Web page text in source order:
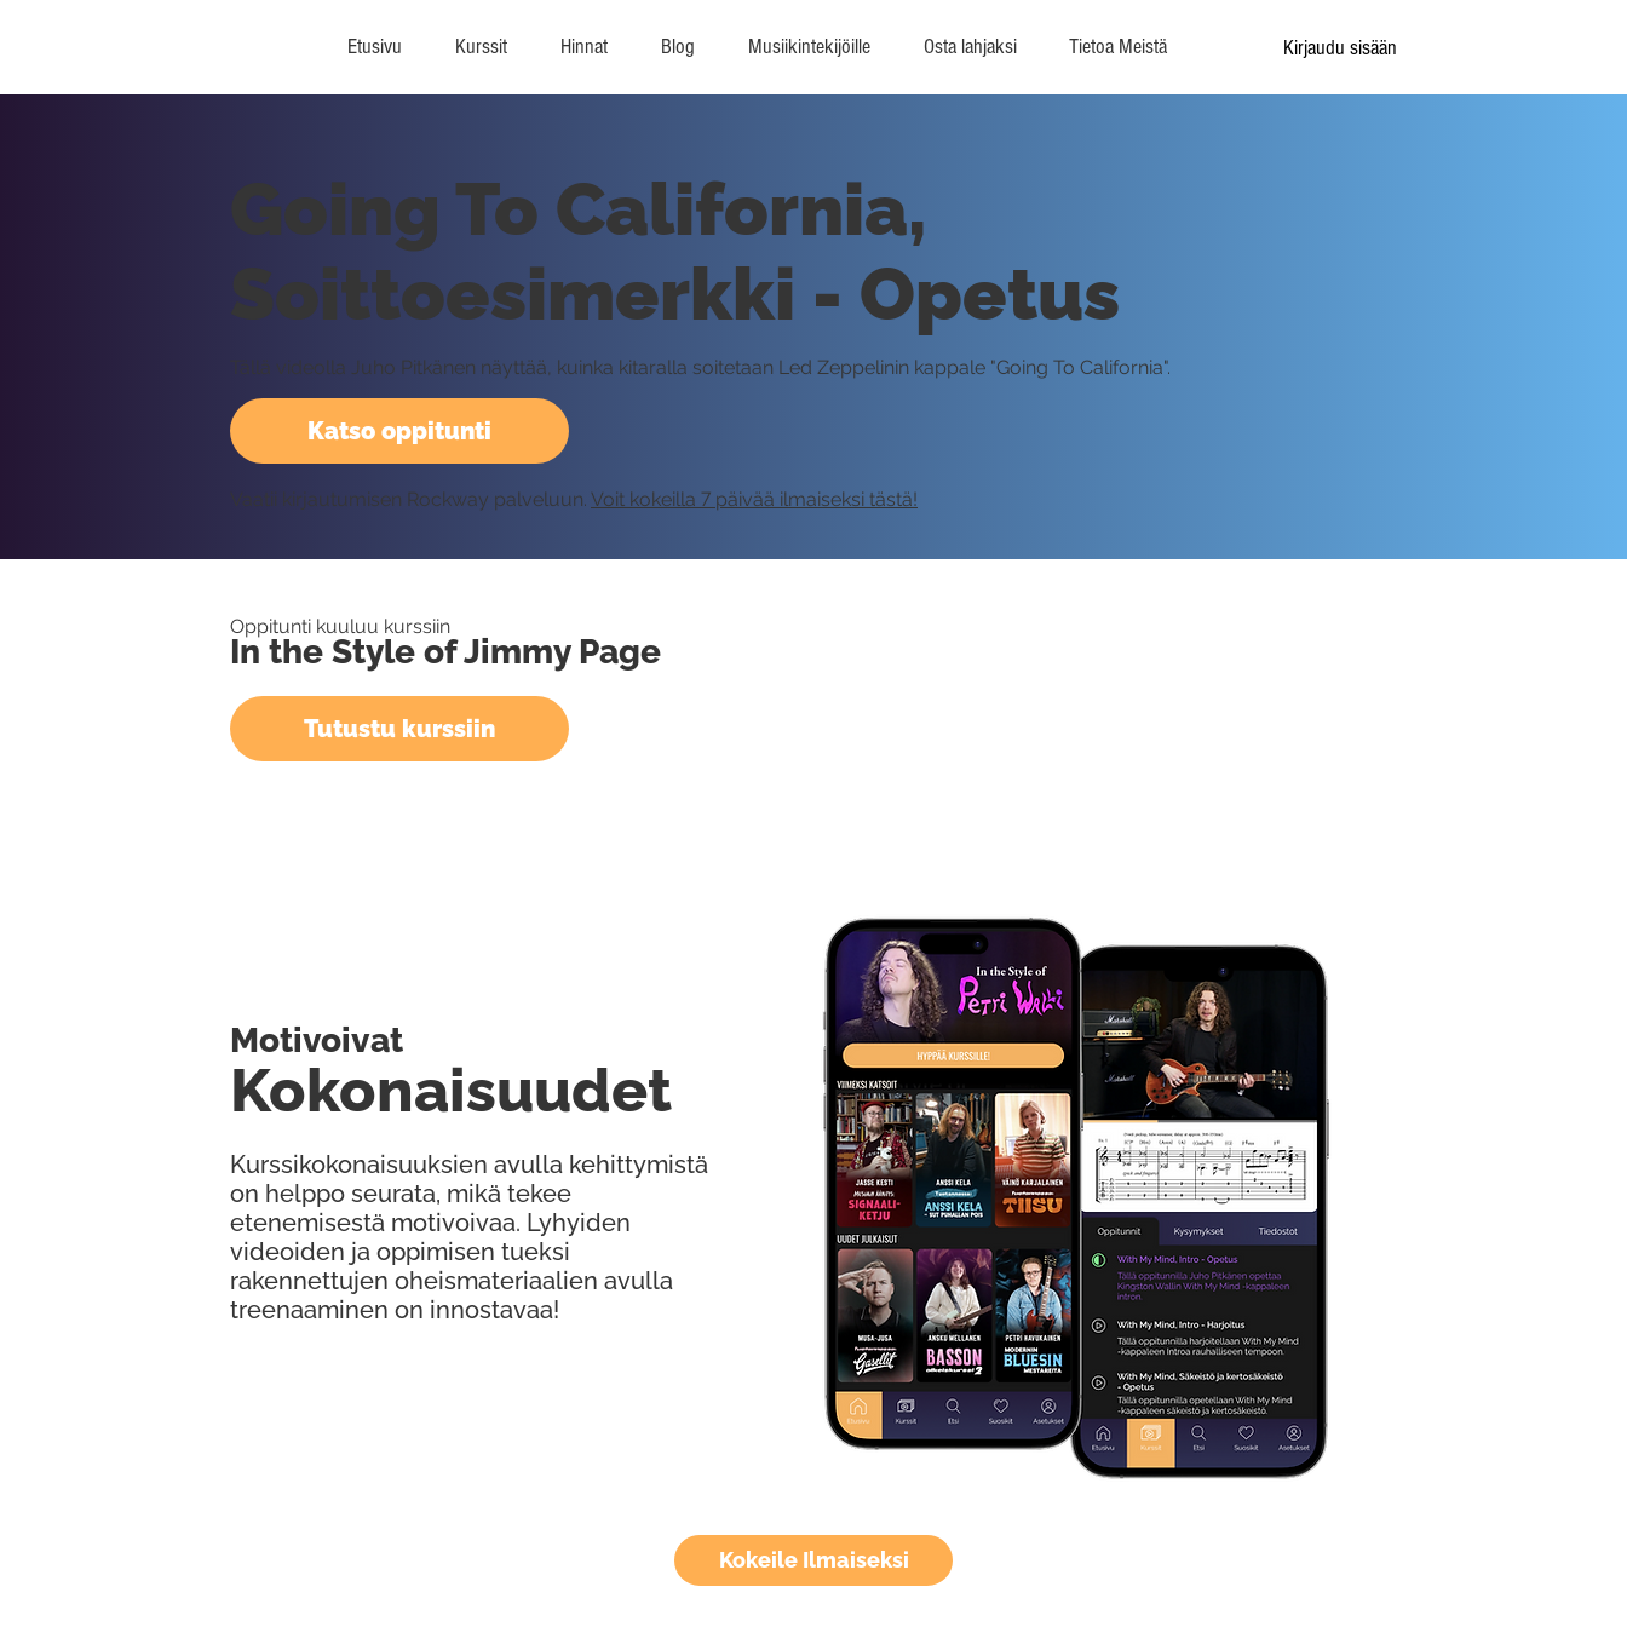
Etusivu Kurssit Hinnat Blog Musiikintekijöille Osta lahjaksi Tietoa Meistä Kirjaudu sisään
Kokeile Ilmaiseksi
Katso oppitunti
Going To California,
Soittoesimerkki - Opetus
Tällä videolla Juho Pitkänen näyttää, kuinka kitaralla soitetaan Led Zeppelinin kappale "Going To California".
Vaatii kirjautumisen Rockway palveluun. Voit kokeilla 7 päivää ilmaiseksi tästä!
Oppitunti kuuluu kurssiin
In the Style of Jimmy Page
Tutustu kurssiin
Kurssikokonaisuuksien avulla kehittymistä
on helppo seurata, mikä tekee
etenemisestä motivoivaa. Lyhyiden
videoiden ja oppimisen tueksi
rakennettujen oheismateriaalien avulla
treenaaminen on innostavaa!
Kokonaisuudet
Motivoivat